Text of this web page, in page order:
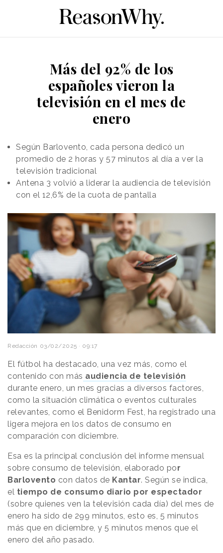
Más del 92% de los
españoles vieron la
televisión en el mes de
enero
Según Barlovento, cada persona dedicó un
promedio de 2 horas y 57 minutos al día a ver la
televisión tradicional
Antena 3 volvió a liderar la audiencia de televisión
con el 12,6% de la cuota de pantalla
Redacción 03/02/2025 · 09:17
El fútbol ha destacado, una vez más, como el
contenido con más audiencia de televisión
durante enero, un mes gracias a diversos factores,
como la situación climática o eventos culturales
relevantes, como el Benidorm Fest, ha registrado una
ligera mejora en los datos de consumo en
comparación con diciembre.
Esa es la principal conclusión del informe mensual
sobre consumo de televisión, elaborado por
Barlovento con datos de Kantar. Según se indica,
el tiempo de consumo diario por espectador
(sobre quienes ven la televisión cada día) del mes de
enero ha sido de 299 minutos, esto es, 5 minutos
más que en diciembre, y 5 minutos menos que el
enero del año pasado.